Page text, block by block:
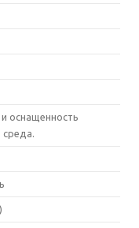
оснащенность
среда.